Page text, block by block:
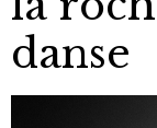
danse